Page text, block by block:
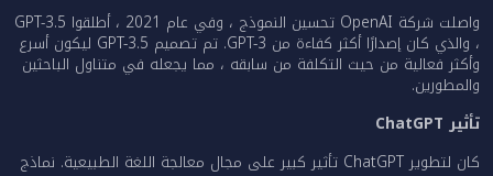
واصلت شركة OpenAI تحسين النموذج ، وفي عام 2021 ، أطلقوا GPT-3.5
، والذي كان إصدارًا أكثر كفاءة من GPT-3. تم تصميم GPT-3.5 ليكون أسرع
وأكثر فعالية من حيث التكلفة من سابقه ، مما يجعله في متناول الباحثين
والمطورين.
تأثير ChatGPT
كان لتطوير ChatGPT تأثير كبير على مجال معالجة اللغة الطبيعية. نماذج